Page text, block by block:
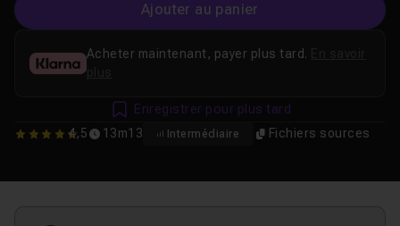
Ajouter au panier
4.5 4,5 13m13 Intermédiaire Fichiers sources
Acheter maintenant, payer plus tard.
plus
Enregistrer pour plus tard